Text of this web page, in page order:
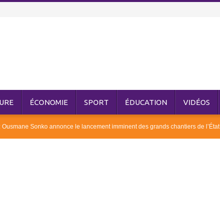
ÉCONOMIE SPORT ÉDUCATION VIDÉOS
Sonko annonce le lancement imminent des grands chantiers de l’État